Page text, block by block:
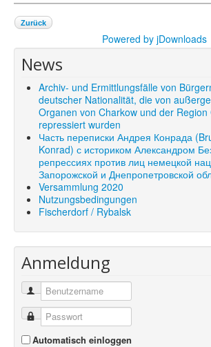
Zurück
Powered by jDownloads
News
Archiv- und Ermittlungsfälle von
deutscher Nationalität, die von
Organen von Charkow und der Region
repressiert wurden
Часть переписки Андрея Конрада
Konrad) с историком Александром
репрессиях против лиц немецкой
Запорожской и Днепропетровской
Versammlung 2020
Nutzungsbedingungen
Fischerdorf / Rybalsk
Anmeldung
Automatisch einloggen